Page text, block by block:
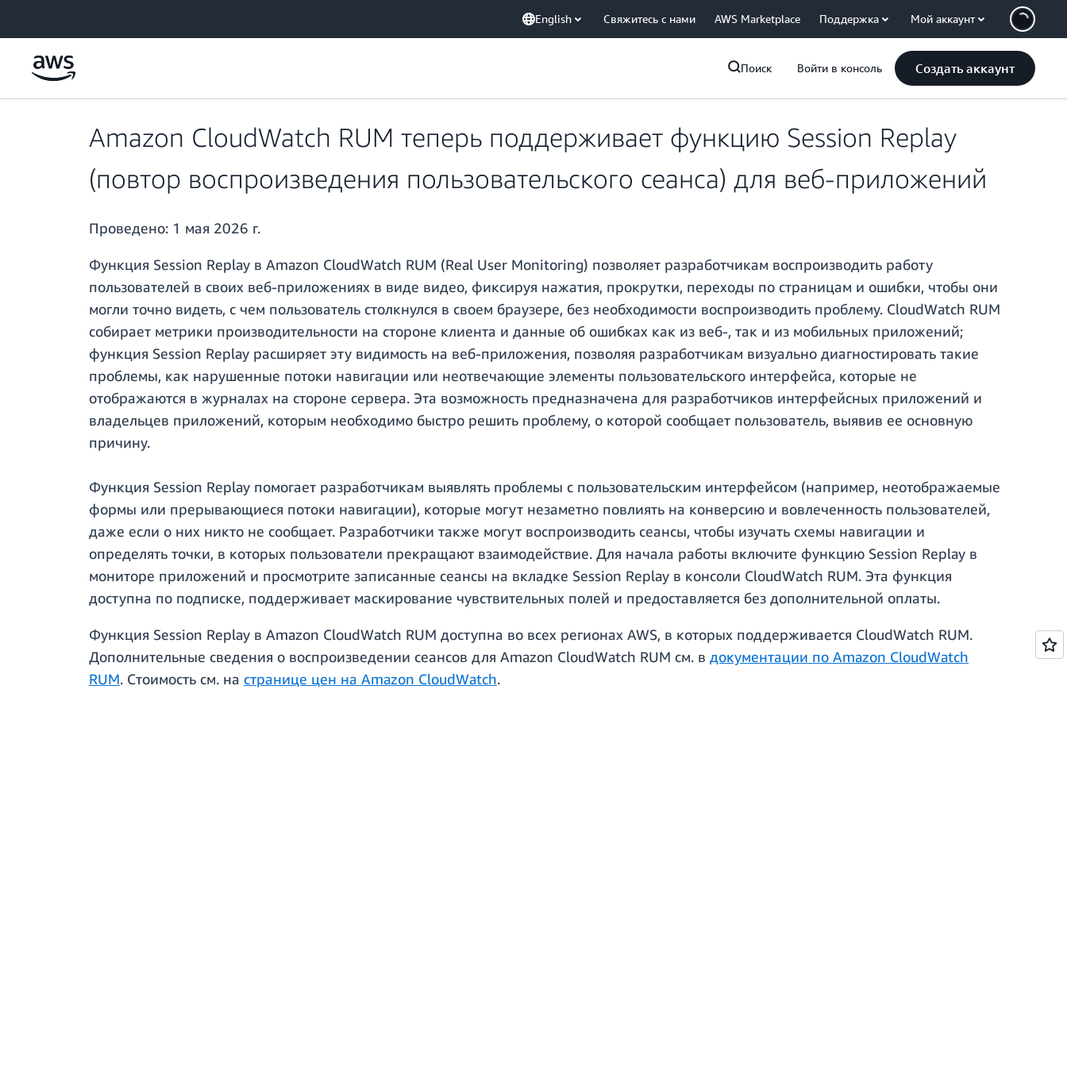
English Свяжитесь с нами AWS Marketplace Поддержка Мой аккаунт
Поиск Войти в консоль Создать аккаунт
Amazon CloudWatch RUM теперь поддерживает функцию Session Replay
(повтор воспроизведения пользовательского сеанса) для веб-приложений
Проведено: 1 мая 2026 г.
Функция Session Replay в Amazon CloudWatch RUM (Real User Monitoring) позволяет разработчикам воспроизводить работу
пользователей в своих веб-приложениях в виде видео, фиксируя нажатия, прокрутки, переходы по страницам и ошибки, чтобы они
могли точно видеть, с чем пользователь столкнулся в своем браузере, без необходимости воспроизводить проблему. CloudWatch RUM
собирает метрики производительности на стороне клиента и данные об ошибках как из веб-, так и из мобильных приложений;
функция Session Replay расширяет эту видимость на веб-приложения, позволяя разработчикам визуально диагностировать такие
проблемы, как нарушенные потоки навигации или неотвечающие элементы пользовательского интерфейса, которые не
отображаются в журналах на стороне сервера. Эта возможность предназначена для разработчиков интерфейсных приложений и
владельцев приложений, которым необходимо быстро решить проблему, о которой сообщает пользователь, выявив ее основную
причину.
Функция Session Replay помогает разработчикам выявлять проблемы с пользовательским интерфейсом (например, неотображаемые
формы или прерывающиеся потоки навигации), которые могут незаметно повлиять на конверсию и вовлеченность пользователей,
даже если о них никто не сообщает. Разработчики также могут воспроизводить сеансы, чтобы изучать схемы навигации и
определять точки, в которых пользователи прекращают взаимодействие. Для начала работы включите функцию Session Replay в
мониторе приложений и просмотрите записанные сеансы на вкладке Session Replay в консоли CloudWatch RUM. Эта функция
доступна по подписке, поддерживает маскирование чувствительных полей и предоставляется без дополнительной оплаты.
Функция Session Replay в Amazon CloudWatch RUM доступна во всех регионах AWS, в которых поддерживается CloudWatch RUM.
Дополнительные сведения о воспроизведении сеансов для Amazon CloudWatch RUM см. в документации по Amazon CloudWatch
RUM. Стоимость см. на странице цен на Amazon CloudWatch.